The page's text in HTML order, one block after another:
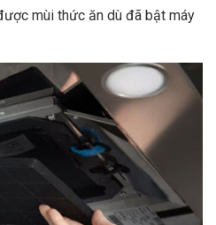
mùi thức ăn dù đã bật máy